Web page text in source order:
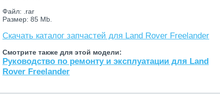
Файл: .rar
Размер: 85 Mb.
Скачать каталог запчастей для Land Rover Freelander
Смотрите также для этой модели:
Руководство по ремонту и эксплуатации для Land
Rover Freelander